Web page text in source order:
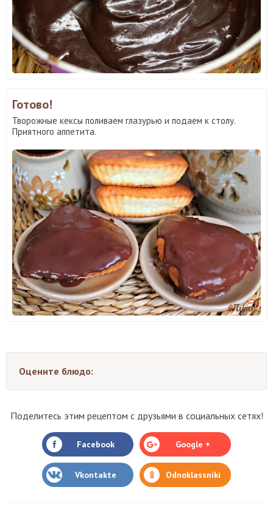
Готово!
Творожные кексы поливаем глазурью и подаем к столу.
Приятного аппетита.
Оцените блюдо:
Поделитесь этим рецептом с друзьями в социальных сетях!
Facebook Google +
Vkontakte Odnoklassniki